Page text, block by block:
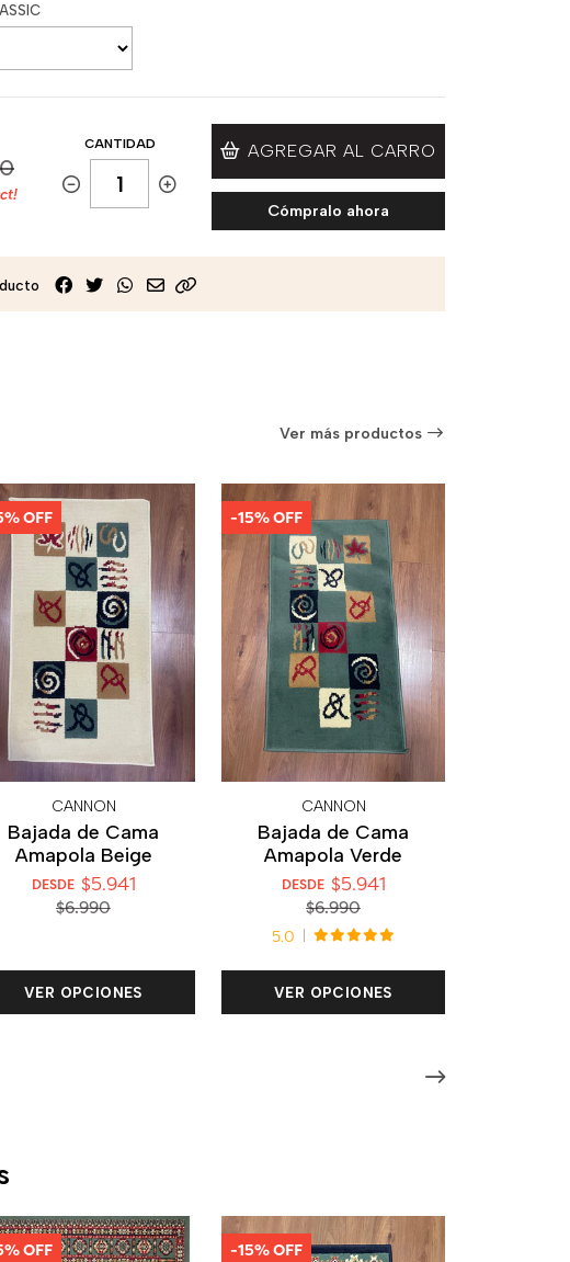
CANTIDAD AGREGAR AL CARRO
Cómpralo ahora
Ver más productos
OFF
CANNON
Bajada de Cama
Amapola Beige
DESDE $5.941
$6.990
VER OPCIONES
-15% OFF
CANNON
Bajada de Cama
Amapola Verde
DESDE $5.941
$6.990
5.0
VER OPCIONES
OFF -15% OFF